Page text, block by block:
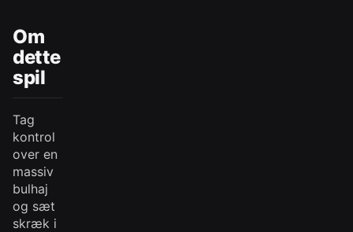
Om
dette
spil
Tag
kontrol
over en
massiv
bulhaj
og sæt
skræk i